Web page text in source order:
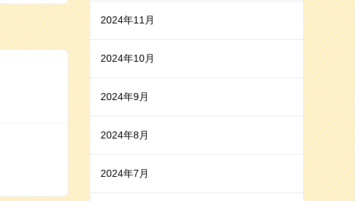
2024年11月
2024年10月
2024年9月
2024年8月
2024年7月